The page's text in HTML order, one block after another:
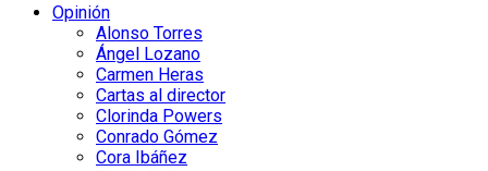
Opinión
Alonso Torres
Ángel Lozano
Carmen Heras
Cartas al director
Clorinda Powers
Conrado Gómez
Cora Ibáñez